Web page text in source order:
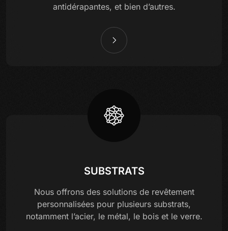
antidérapantes, et bien d’autres.
SUBSTRATS
Nous offrons des solutions de revêtement
personnalisées pour plusieurs substrats,
notamment l’acier, le métal, le bois et le verre.